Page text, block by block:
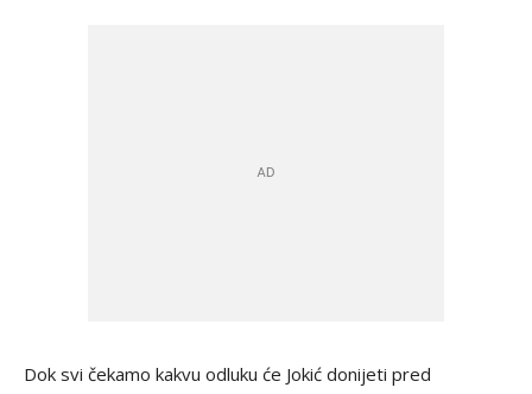
Dok svi čekamo kakvu odluku će Jokić donijeti pred